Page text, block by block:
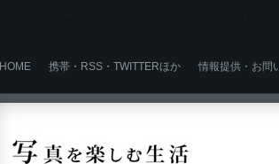
HOME 携帯・RSS・TWITTERほか 情報提供・お問